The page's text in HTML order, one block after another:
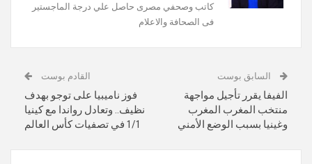
كاتب وصحفي مصرى حاصل علي درجة الماجستير
فى الصحافة والاعلام
السابق بوست
الفيفا يقرر تأجيل مواجهة
منتخب المغرب المغرب
وغينيا بسبب الوضع الأمني
القادم بوست
فوز ناميبيا على توجو بهدف
نظيف.. وتعادل رواندا مع كينيا
1/1 في تصفيات كأس العالم